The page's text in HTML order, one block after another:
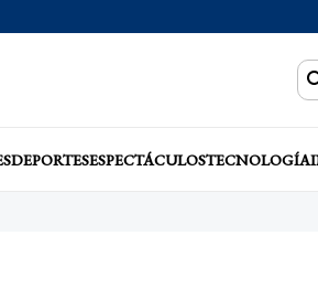
DEPORTESESPECTÁCULOSTECNOLOGÍA